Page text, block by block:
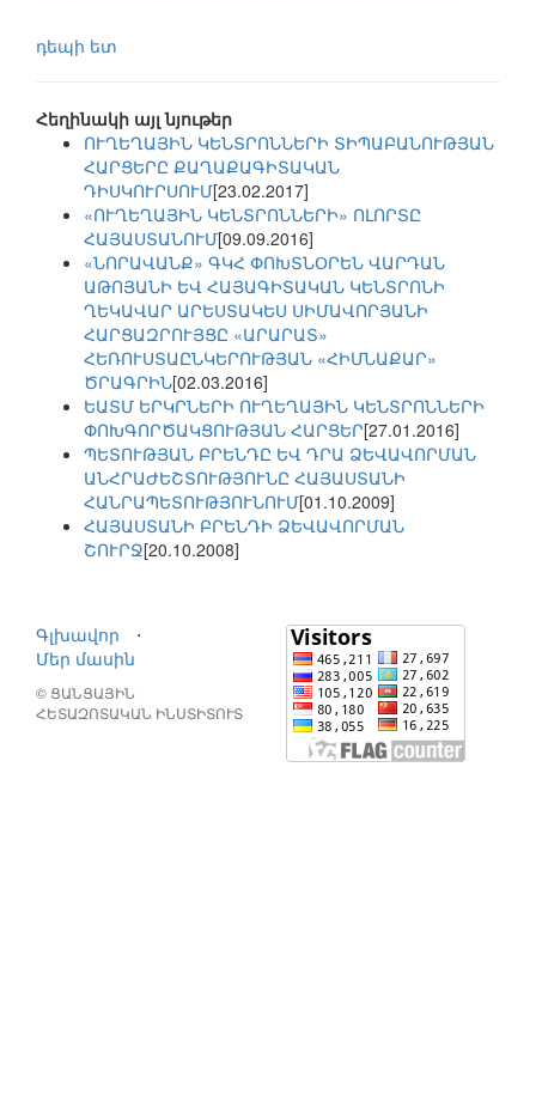
դեպի ետ
Հեղինակի այլ նյութեր
ՈՒՂԵՂԱՅԻՆ ԿԵՆՏՐՈՆՆԵՐԻ ՏԻՊԱԲԱՆՈՒԹՅԱՆ
ՀԱՐՑԵՐԸ ՔԱՂԱՔԱԳԻՏԱԿԱՆ
ԴԻՍԿՈՒՐՍՈՒՄ[23.02.2017]
«ՈՒՂԵՂԱՅԻՆ ԿԵՆՏՐՈՆՆԵՐԻ» ՈԼՈՐՏԸ
ՀԱՅԱՍՏԱՆՈՒՄ[09.09.2016]
«ՆՈՐԱՎԱՆՔ» ԳԿՀ ՓՈԽՏՆՕՐԵՆ ՎԱՐԴԱՆ
ԱԹՈՅԱՆԻ ԵՎ ՀԱՅԱԳԻՏԱԿԱՆ ԿԵՆՏՐՈՆԻ
ՂԵԿԱՎԱՐ ԱՐԵՍՏԱԿԵՍ ՍԻՄԱՎՈՐՅԱՆԻ
ՀԱՐՑԱԶՐՈՒՅՑԸ «ԱՐԱՐԱՏ»
ՀԵՌՈՒՍՏԱԸՆԿԵՐՈՒԹՅԱՆ «ՀԻՄՆԱՔԱՐ»
ԾՐԱԳՐԻՆ[02.03.2016]
ԵԱՏՄ ԵՐԿՐՆԵՐԻ ՈՒՂԵՂԱՅԻՆ ԿԵՆՏՐՈՆՆԵՐԻ
ՓՈԽԳՈՐԾԱԿՑՈՒԹՅԱՆ ՀԱՐՑԵՐ[27.01.2016]
ՊԵՏՈՒԹՅԱՆ ԲՐԵՆԴԸ ԵՎ ԴՐԱ ՁԵՎԱՎՈՐՄԱՆ
ԱՆՀՐԱԺԵՇՏՈՒԹՅՈՒՆԸ ՀԱՅԱՍՏԱՆԻ
ՀԱՆՐԱՊԵՏՈՒԹՅՈՒՆՈՒՄ[01.10.2009]
ՀԱՅԱՍՏԱՆԻ ԲՐԵՆԴԻ ՁԵՎԱՎՈՐՄԱՆ
ՇՈՒՐՋ[20.10.2008]
Գլխավոր
⋅
Մեր մասին
© ՑԱՆՑԱՅԻՆ
ՀԵՏԱԶՈՏԱԿԱՆ ԻՆՍՏԻՏՈՒՏ